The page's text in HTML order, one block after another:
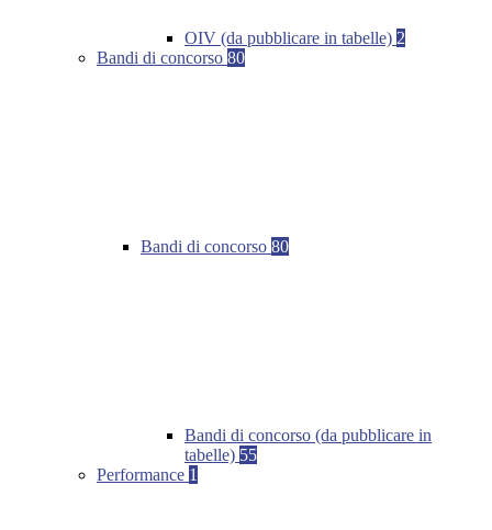
OIV (da pubblicare in tabelle) 2
Bandi di concorso 80
Bandi di concorso 80
Bandi di concorso (da pubblicare in
tabelle) 55
Performance 1